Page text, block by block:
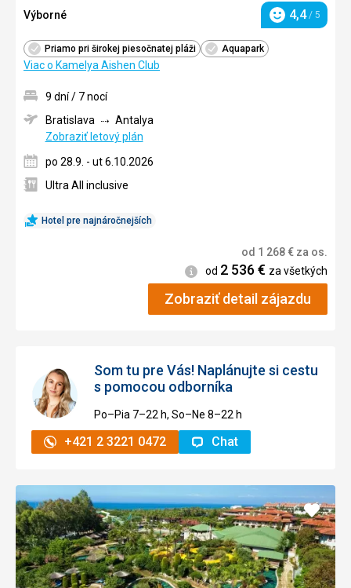
Výborné
Hodnotenie
4,4/ 5
Priamo pri širokej piesočnatej pláži Aquapark
Viac o Kamelya Aishen Club
Hotel pre najnáročnejších
9 dní / 7 nocí
Bratislava
Antalya
Zobraziť letový plán
po 28.9. - ut 6.10.2026
Ultra All inclusive
od 1 268€ za os.
Informácie
od 2 536€ za všetkých
Zobraziť detail zájazdu
Som tu pre Vás! Naplánujte si cestu
s pomocou odborníka
Po–Pia 7–⁠⁠⁠⁠⁠⁠22 h, So–Ne 8–⁠⁠⁠⁠⁠⁠22 h
+421 2 3221 0472 Chat
Pridať
do